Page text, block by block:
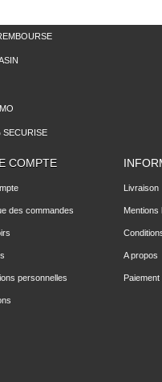
SECURISE
COMPTE
des commandes
personnelles
Livraison
Mentions
A propos